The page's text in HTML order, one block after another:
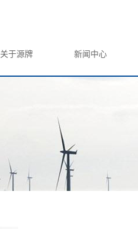
关于源牌 新闻中心